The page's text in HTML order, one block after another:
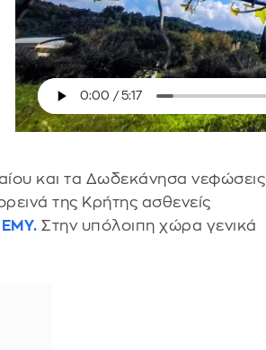
και τα Δωδεκάνησα νεφώσεις
της Κρήτης ασθενείς
ΕΜΥ. Στην υπόλοιπη χώρα γενικά